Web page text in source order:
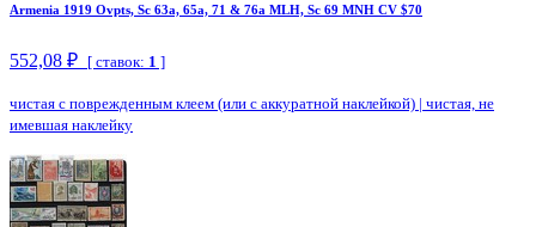
Armenia 1919 Ovpts, Sc 63a, 65a, 71 & 76a MLH, Sc 69 MNH CV $70
552,08 ₽ [ ставок: 1 ]
чистая с поврежденным клеем (или с аккуратной наклейкой) | чистая, не
имевшая наклейку